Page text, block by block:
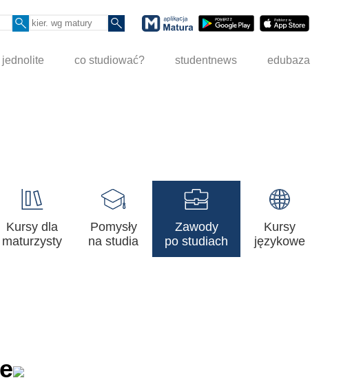
jednolite co studiować? studentnews edubaza
Kursy dla
maturzysty
Pomysły
na studia
Zawody
po studiach
Kursy
językowe